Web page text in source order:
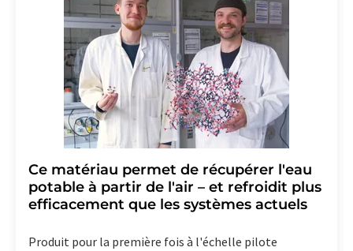
Ce matériau permet de récupérer l'eau
potable à partir de l'air – et refroidit plus
efficacement que les systèmes actuels
Produit pour la première fois à l'échelle pilote